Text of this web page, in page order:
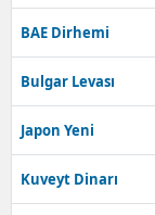
BAE Dirhemi
Bulgar Levası
Japon Yeni
Kuveyt Dinarı